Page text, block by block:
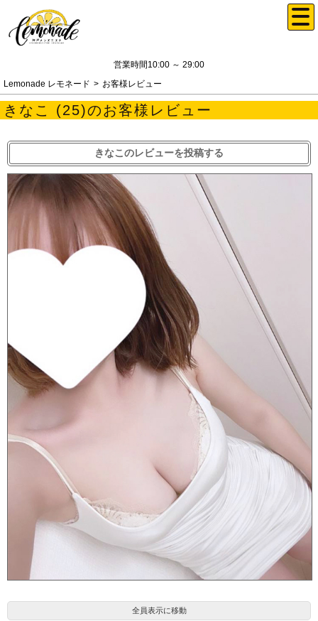
営業時間10:00 ～ 29:00
Lemonade レモネード
お客様レビュー
きなこ (25)のお客様レビュー
きなこのレビューを投稿する
全員表示に移動